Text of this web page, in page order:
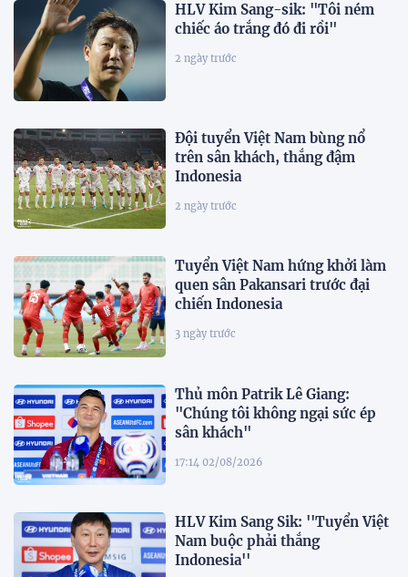
HLV Kim Sang-sik: "Tôi ném
chiếc áo trắng đó đi rồi"
2 ngày trước
Đội tuyển Việt Nam bùng nổ
trên sân khách, thắng đậm
Indonesia
2 ngày trước
Tuyển Việt Nam hứng khởi làm
quen sân Pakansari trước đại
chiến Indonesia
3 ngày trước
Thủ môn Patrik Lê Giang:
"Chúng tôi không ngại sức ép
sân khách"
17:14 02/08/2026
HLV Kim Sang Sik: ''Tuyển Việt
Nam buộc phải thắng
Indonesia''